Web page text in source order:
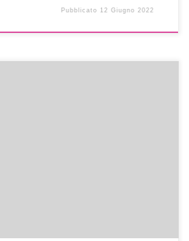
Pubblicato 12 Giugno 2022